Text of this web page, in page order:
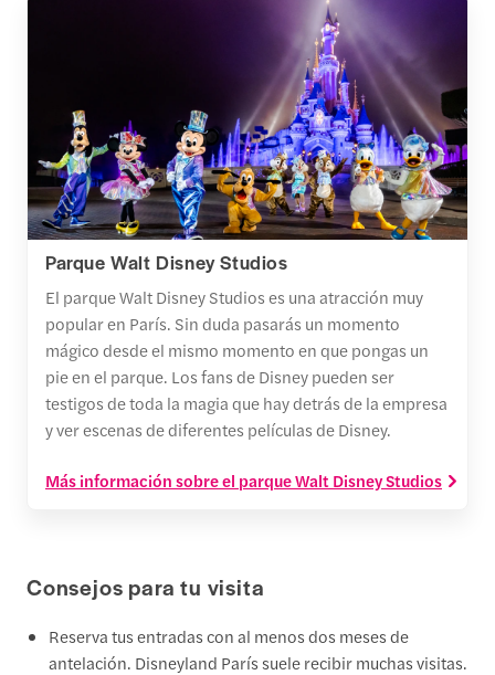
Parque Walt Disney Studios
El parque Walt Disney Studios es una atracción muy
popular en París. Sin duda pasarás un momento
mágico desde el mismo momento en que pongas un
pie en el parque. Los fans de Disney pueden ser
testigos de toda la magia que hay detrás de la empresa
y ver escenas de diferentes películas de Disney.
Más información sobre el parque Walt Disney Studios
Consejos para tu visita
Reserva tus entradas con al menos dos meses de
antelación. Disneyland París suele recibir muchas visitas.